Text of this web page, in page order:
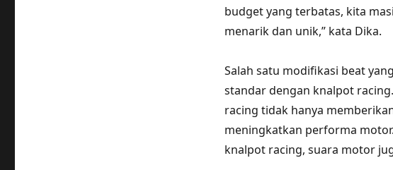
budget yang terbatas, kita
menarik dan unik,” kata Dika.
Salah satu modifikasi beat
standar dengan knalpot
racing tidak hanya
meningkatkan performa
knalpot racing, suara motor